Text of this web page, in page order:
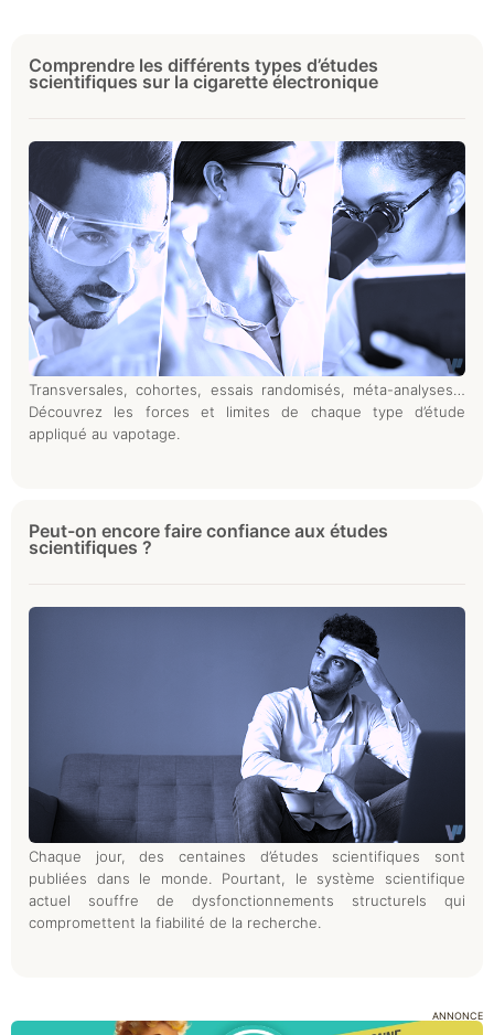
Comprendre les différents types d’études
scientifiques sur la cigarette électronique
Transversales, cohortes, essais randomisés, méta-analyses…
Découvrez les forces et limites de chaque type d’étude
appliqué au vapotage.
Peut-on encore faire confiance aux études
scientifiques ?
Chaque jour, des centaines d’études scientifiques sont
publiées dans le monde. Pourtant, le système scientifique
actuel souffre de dysfonctionnements structurels qui
compromettent la fiabilité de la recherche.
ANNONCE